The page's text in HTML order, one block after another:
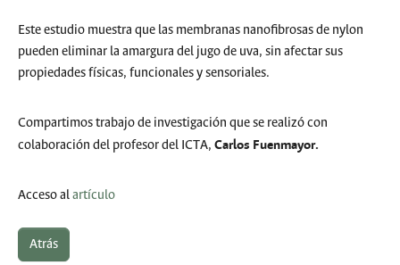
Este estudio muestra que las membranas nanofibrosas de nylon
pueden eliminar la amargura del jugo de uva, sin afectar sus
propiedades físicas, funcionales y sensoriales.
Compartimos trabajo de investigación que se realizó con
colaboración del profesor del ICTA, Carlos Fuenmayor.
Acceso alartículo
Atrás